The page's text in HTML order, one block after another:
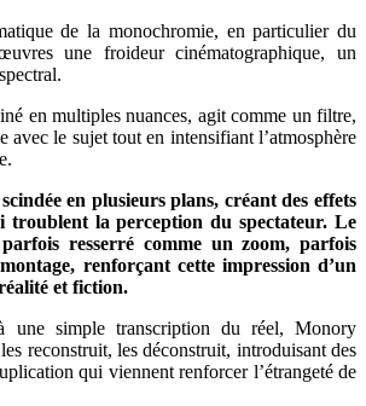
de la monochromie, en particulier du
une froideur cinématographique, un
en multiples nuances, agit comme un filtre,
avec le sujet tout en intensifiant l’atmosphère
en plusieurs plans, créant des effets
troublent la perception du spectateur. Le
resserré comme un zoom, parfois
renforçant cette impression d’un
et fiction.
simple transcription du réel, Monory
reconstruit, les déconstruit, introduisant des
qui viennent renforcer l’étrangeté de